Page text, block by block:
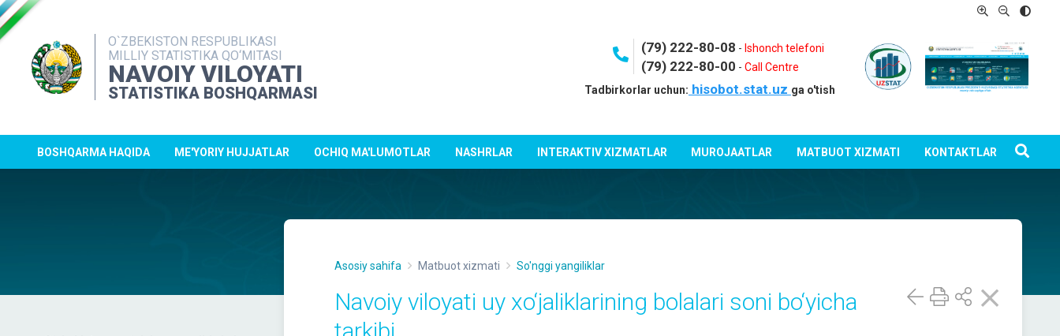
O`ZBEKISTON RESPUBLIKASI
MILLIY STATISTIKA QO‘MITASI
NAVOIY VILOYATI
STATISTIKA BOSHQARMASI
(79) 222-80-08 - Ishonch telefoni
(79) 222-80-00 -Call Centre
Tadbirkorlar uchun: hisobot.stat.uz ga o'tish
BOSHQARMA HAQIDA ME'YORIY HUJJATLAR OCHIQ MA'LUMOTLAR NASHRLAR INTERAKTIV XIZMATLAR MUROJAATLAR MATBUOT XIZMATI KONTAKTLAR
Asosiy sahifa Matbuot xizmati So'nggi yangiliklar
Navoiy viloyati uy xo‘jaliklarining bolalari soni bo‘yicha